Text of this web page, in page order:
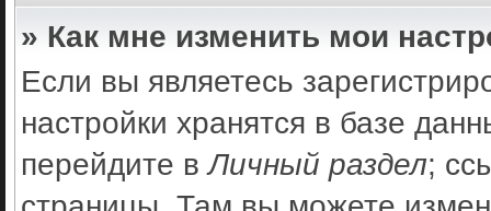
» Как мне изменить мои
Если вы являетесь
настройки хранятся в базе
перейдите вЛичный раздел;